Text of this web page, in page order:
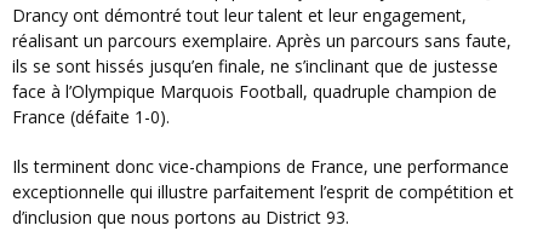
Drancy ont démontré tout leur talent et leur engagement,
réalisant un parcours exemplaire. Après un parcours sans faute,
ils se sont hissés jusqu’en finale, ne s’inclinant que de justesse
face à l’Olympique Marquois Football, quadruple champion de
France (défaite 1-0).
Ils terminent donc vice-champions de France, une performance
exceptionnelle qui illustre parfaitement l’esprit de compétition et
d’inclusion que nous portons au District 93.